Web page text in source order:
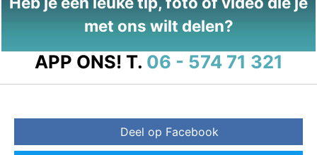
met ons wilt delen?
APP ONS! T. 06 - 574 71 321
Deel op Facebook